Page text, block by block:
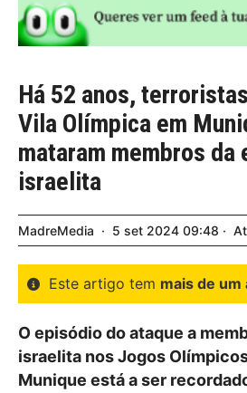
Há 52 anos,
Vila Olímpica em
mataram membros da
israelita
MadreMedia 5 set 2024 09:48
Este artigo tem mais de um
O episódio do ataque a
israelita nos Jogos
Munique está a ser